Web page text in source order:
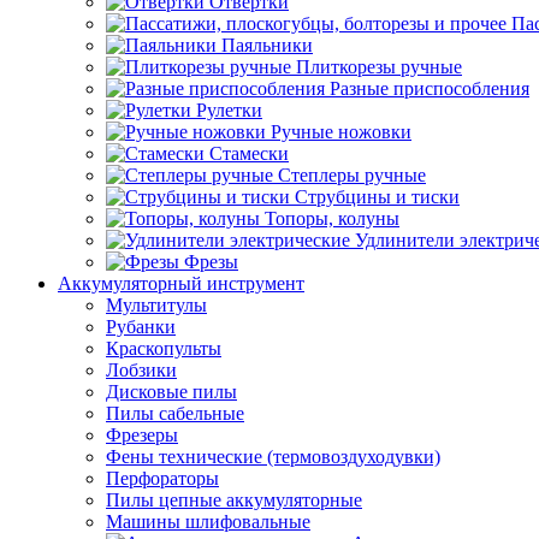
Паяльники
Плиткорезы ручные
Разные приспособления
Рулетки
Ручные ножовки
Стамески
Степлеры ручные
Струбцины и тиски
Топоры, колуны
Удлинители
Фрезы
Аккумуляторный инструмент
Мультитулы
Рубанки
Краскопульты
Лобзики
Дисковые пилы
Пилы сабельные
Фрезеры
Фены технические (термовоздуходувки)
Перфораторы
Пилы цепные аккумуляторные
Машины шлифовальные